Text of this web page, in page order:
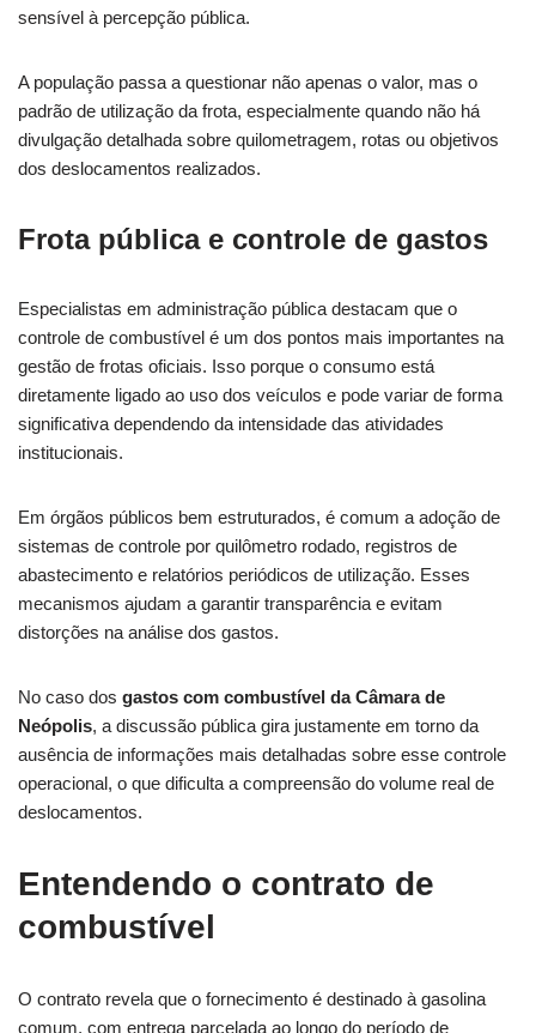
sensível à percepção pública.
A população passa a questionar não apenas o valor, mas o
padrão de utilização da frota, especialmente quando não há
divulgação detalhada sobre quilometragem, rotas ou objetivos
dos deslocamentos realizados.
Frota pública e controle de gastos
Especialistas em administração pública destacam que o
controle de combustível é um dos pontos mais importantes na
gestão de frotas oficiais. Isso porque o consumo está
diretamente ligado ao uso dos veículos e pode variar de forma
significativa dependendo da intensidade das atividades
institucionais.
Em órgãos públicos bem estruturados, é comum a adoção de
sistemas de controle por quilômetro rodado, registros de
abastecimento e relatórios periódicos de utilização. Esses
mecanismos ajudam a garantir transparência e evitam
distorções na análise dos gastos.
No caso dos gastos com combustível da Câmara de
Neópolis, a discussão pública gira justamente em torno da
ausência de informações mais detalhadas sobre esse controle
operacional, o que dificulta a compreensão do volume real de
deslocamentos.
Entendendo o contrato de
combustível
O contrato revela que o fornecimento é destinado à gasolina
comum, com entrega parcelada ao longo do período de